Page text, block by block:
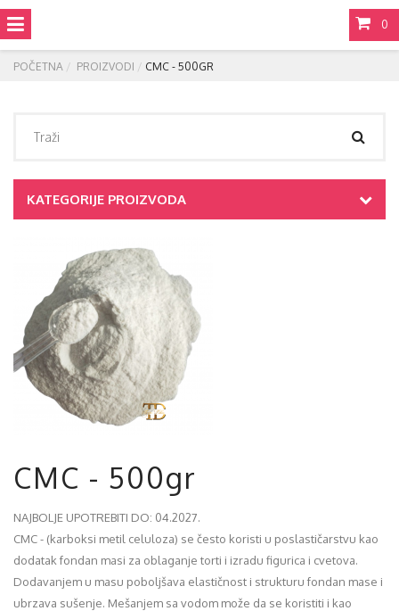
0
POČETNA PROIZVODI CMC - 500GR
KATEGORIJE PROIZVODA
CMC - 500gr
NAJBOLJE UPOTREBITI DO: 04.2027.
CMC - (karboksi metil celuloza) se često koristi u poslastičarstvu kao
dodatak fondan masi za oblaganje torti i izradu figurica i cvetova.
Dodavanjem u masu poboljšava elastičnost i strukturu fondan mase i
ubrzava sušenje. Mešanjem sa vodom može da se koristiti i kao